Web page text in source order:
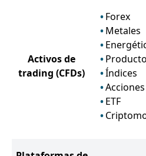
Activos de
trading (CFDs)
Forex
Metales
Índices
Acciones
ETF